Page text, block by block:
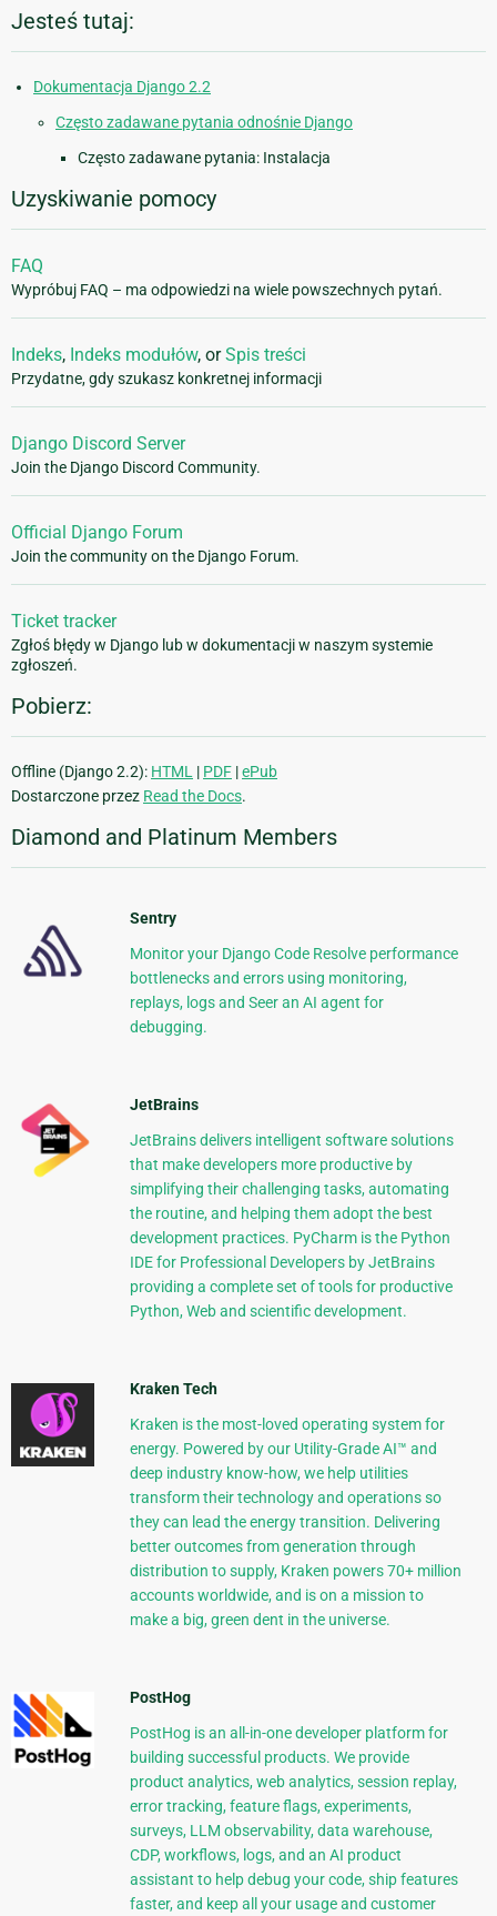
Jesteś tutaj:
Dokumentacja Django 2.2
Często zadawane pytania odnośnie Django
Często zadawane pytania: Instalacja
Uzyskiwanie pomocy
FAQ
Wypróbuj FAQ – ma odpowiedzi na wiele powszechnych pytań.
Indeks, Indeks modułów, orSpis treści
Przydatne, gdy szukasz konkretnej informacji
Django Discord Server
Join the Django Discord Community.
Official Django Forum
Join the community on the Django Forum.
Ticket tracker
Zgłoś błędy w Django lub w dokumentacji w naszym systemie
zgłoszeń.
Pobierz:
Offline (Django 2.2): HTML | PDF |ePub
Dostarczone przez Read the Docs.
Diamond and Platinum Members
Sentry
Monitor your Django Code Resolve performance
bottlenecks and errors using monitoring,
replays, logs and Seer an AI agent for
debugging.
JetBrains
JetBrains delivers intelligent software solutions
that make developers more productive by
simplifying their challenging tasks, automating
the routine, and helping them adopt the best
development practices. PyCharm is the Python
IDE for Professional Developers by JetBrains
providing a complete set of tools for productive
Python, Web and scientific development.
Kraken Tech
Kraken is the most-loved operating system for
energy. Powered by our Utility-Grade AI™ and
deep industry know-how, we help utilities
transform their technology and operations so
they can lead the energy transition. Delivering
better outcomes from generation through
distribution to supply, Kraken powers 70+ million
accounts worldwide, and is on a mission to
make a big, green dent in the universe.
PostHog
PostHog is an all-in-one developer platform for
building successful products. We provide
product analytics, web analytics, session replay,
error tracking, feature flags, experiments,
surveys, LLM observability, data warehouse,
CDP, workflows, logs, and an AI product
assistant to help debug your code, ship features
faster, and keep all your usage and customer